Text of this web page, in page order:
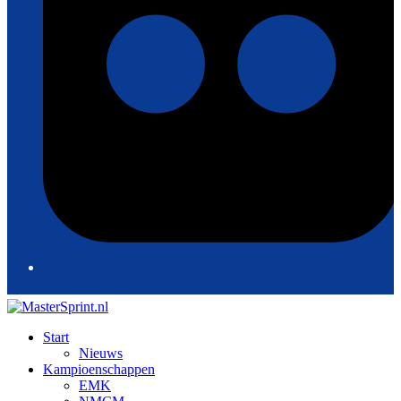
Start
Nieuws
Kampioenschappen
EMK